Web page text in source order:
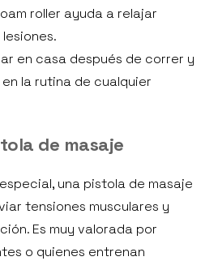
roller ayuda a relajar
en casa después de correr y
la rutina de cualquier
de masaje
una pistola de masaje
tensiones musculares y
Es muy valorada por
o quienes entrenan